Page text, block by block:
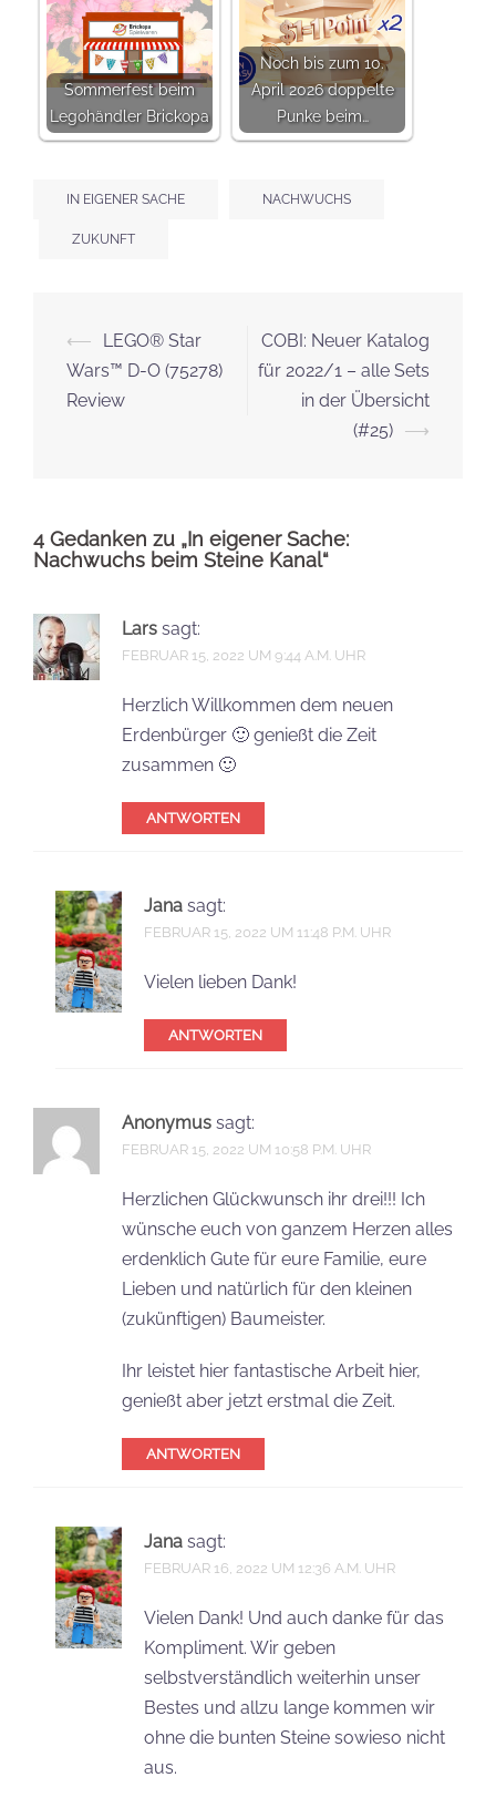
Sommerfest beim
Legohändler Brickopa
Noch bis zum 10.
April 2026 doppelte
Punke beim…
IN EIGENER SACHE NACHWUCHS
ZUKUNFT
Beitrags-
Navigation
⟵
LEGO® Star
Wars™ D-O (75278)
Review
COBI: Neuer Katalog
für 2022/1 – alle Sets
in der Übersicht
(#25) ⟶
4 Gedanken zu „In eigener Sache:
Nachwuchs beim Steine Kanal“
Lars sagt:
FEBRUAR 15, 2022 UM 9:44 A.M. UHR
Herzlich Willkommen dem neuen
Erdenbürger 🙂 genießt die Zeit
zusammen 🙂
ANTWORTEN
Jana sagt:
FEBRUAR 15, 2022 UM 11:48 P.M. UHR
Vielen lieben Dank!
ANTWORTEN
Anonymus sagt:
FEBRUAR 15, 2022 UM 10:58 P.M. UHR
Herzlichen Glückwunsch ihr drei!!! Ich
wünsche euch von ganzem Herzen alles
erdenklich Gute für eure Familie, eure
Lieben und natürlich für den kleinen
(zukünftigen) Baumeister.
Ihr leistet hier fantastische Arbeit hier,
genießt aber jetzt erstmal die Zeit.
ANTWORTEN
Jana sagt:
FEBRUAR 16, 2022 UM 12:36 A.M. UHR
Vielen Dank! Und auch danke für das
Kompliment. Wir geben
selbstverständlich weiterhin unser
Bestes und allzu lange kommen wir
ohne die bunten Steine sowieso nicht
aus.